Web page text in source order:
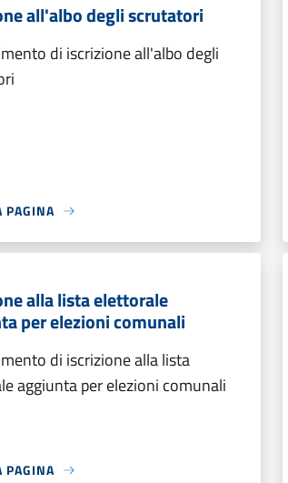
all'albo degli scrutatori
di iscrizione all'albo degli
PAGINA
alla lista elettorale
per elezioni comunali
di iscrizione alla lista
aggiunta per elezioni comunali
PAGINA